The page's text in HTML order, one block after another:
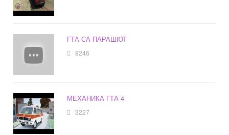
ГТА СА ПАРАШЮТ
8246
МЕХАНИКА ГТА 4
3227